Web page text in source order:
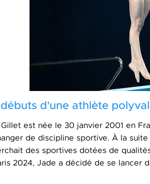
d'une athlète
est née le 30 janvier 2001 en
de discipline sportive. À la
des sportives dotées de
2024, Jade a décidé de se lancer